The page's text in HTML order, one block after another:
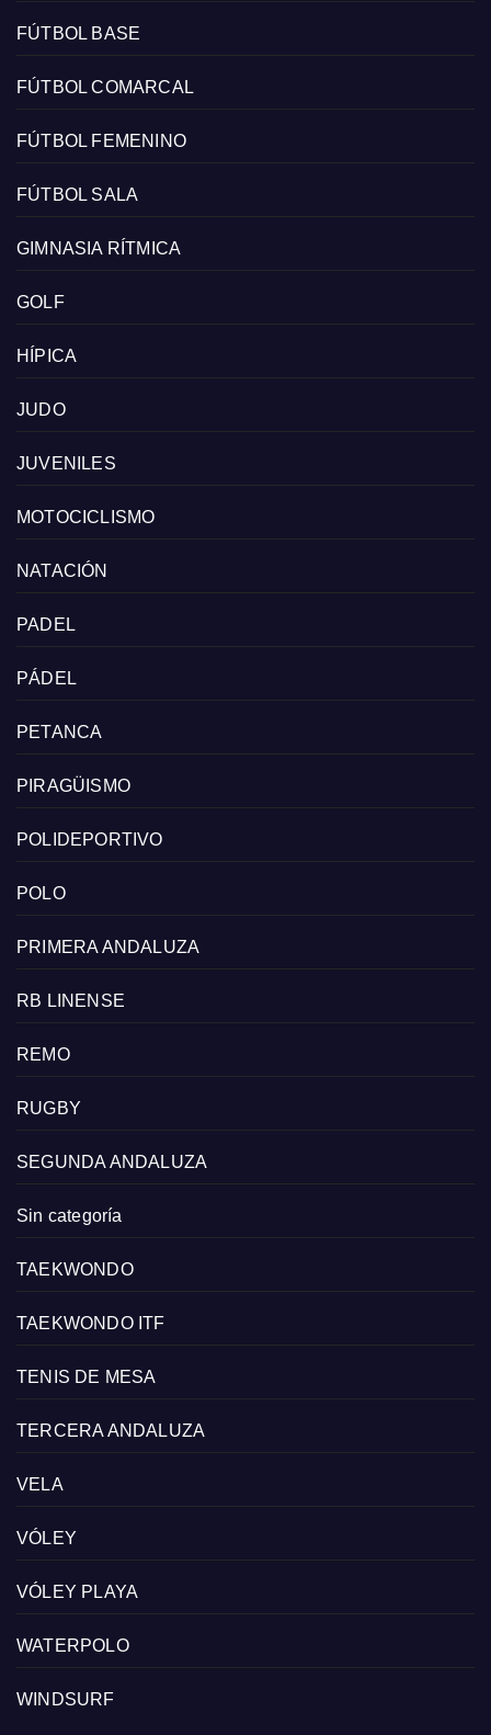
FÚTBOL BASE
FÚTBOL COMARCAL
FÚTBOL FEMENINO
FÚTBOL SALA
GIMNASIA RÍTMICA
GOLF
HÍPICA
JUDO
JUVENILES
MOTOCICLISMO
NATACIÓN
PADEL
PÁDEL
PETANCA
PIRAGÜISMO
POLIDEPORTIVO
POLO
PRIMERA ANDALUZA
RB LINENSE
REMO
RUGBY
SEGUNDA ANDALUZA
Sin categoría
TAEKWONDO
TAEKWONDO ITF
TENIS DE MESA
TERCERA ANDALUZA
VELA
VÓLEY
VÓLEY PLAYA
WATERPOLO
WINDSURF